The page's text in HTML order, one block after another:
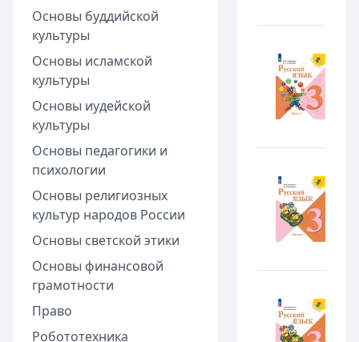
Основы буддийской
культуры
Основы исламской
культуры
Основы иудейской
культуры
Основы педагогики и
психологии
Основы религиозных
культур народов России
Основы светской этики
Основы финансовой
грамотности
Право
Робототехника